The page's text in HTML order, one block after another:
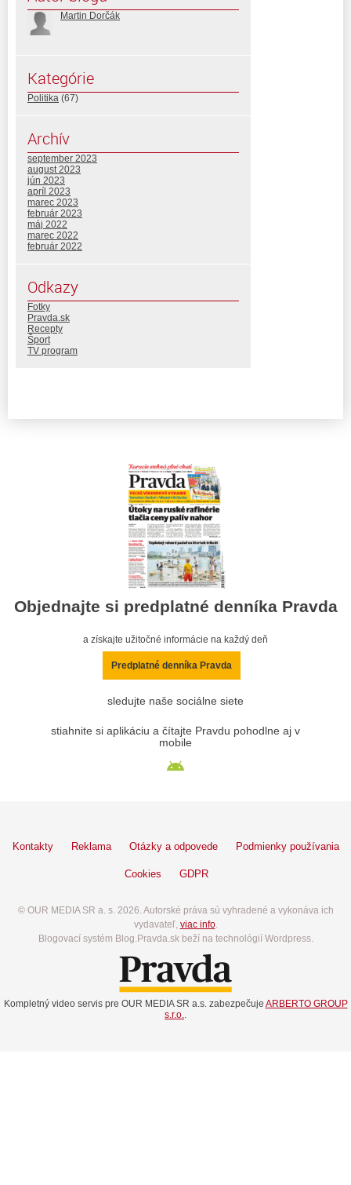
Martin Dorčák
Kategórie
Politika (67)
Archív
september 2023
august 2023
jún 2023
apríl 2023
marec 2023
február 2023
máj 2022
marec 2022
február 2022
Odkazy
Fotky
Pravda.sk
Recepty
Šport
TV program
Objednajte si predplatné denníka Pravda
a získajte užitočné informácie na každý deň
Predplatné denníka Pravda
sledujte naše sociálne siete
stiahnite si aplikáciu a čítajte Pravdu pohodlne aj v
mobile
Kontakty Reklama Otázky a odpovede Podmienky používania
Cookies GDPR
© OUR MEDIA SR a. s. 2026. Autorské práva sú vyhradené a vykonáva ich
vydavateľ, viac info.
Blogovací systém Blog.Pravda.sk beží na technológií Wordpress.
Kompletný video servis pre OUR MEDIA SR a.s. zabezpečuje ARBERTO GROUP
s.r.o.